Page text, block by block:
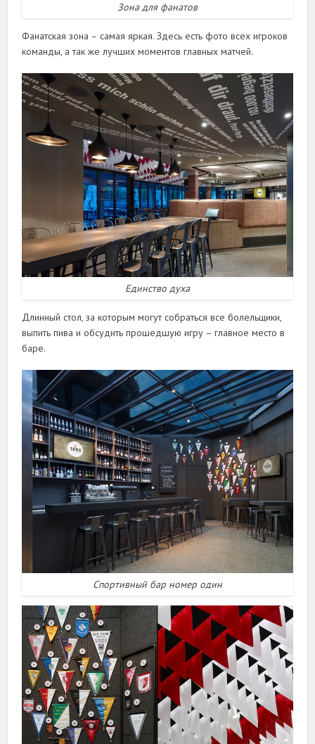
Зона для фанатов
Фанатская зона – самая яркая. Здесь есть фото всех игроков
команды, а так же лучших моментов главных матчей.
Единство духа
Длинный стол, за которым могут собраться все болельщики,
выпить пива и обсудить прошедшую игру – главное место в
баре.
Спортивный бар номер один